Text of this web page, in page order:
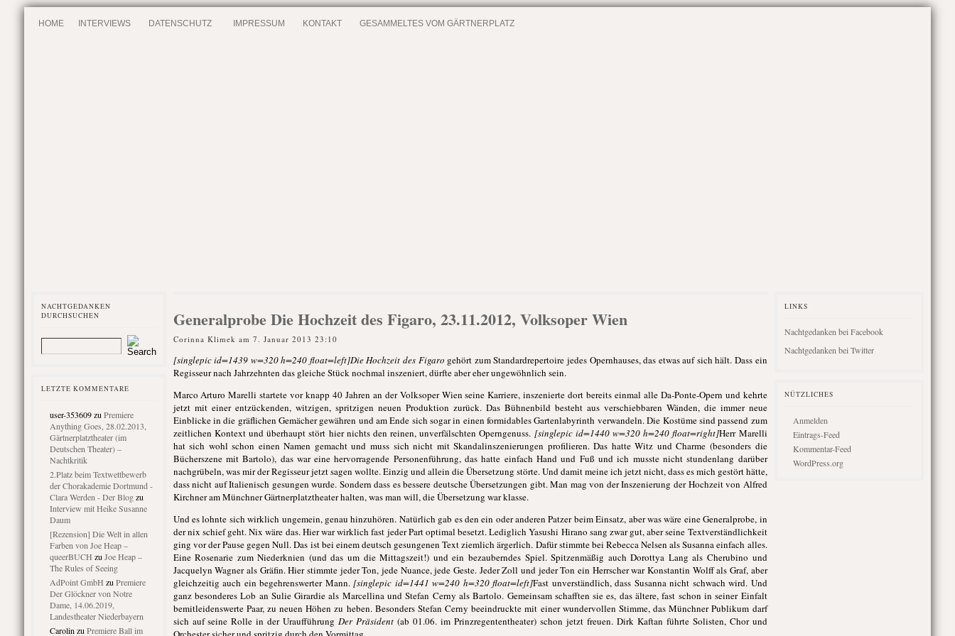
HOME INTERVIEWS DATENSCHUTZ IMPRESSUM KONTAKT GESAMMELTES VOM GÄRTNERPLATZ
NACHTGEDANKEN
DURCHSUCHEN
LETZTE KOMMENTARE
user-353609zu Premiere
Anything Goes, 28.02.2013,
Gärtnerplatztheater (im
Deutschen Theater) –
Nachtkritik
2.Platz beim Textwettbewerb
der Chorakademie Dortmund -
Clara Werden - Der Blogzu
Interview mit Heike Susanne
Daum
[Rezension] Die Welt in allen
Farben von Joe Heap –
queerBUCH zu Joe Heap –
The Rules of Seeing
AdPoint GmbH zu Premiere
Der Glöckner von Notre
Dame, 14.06.2019,
Landestheater Niederbayern
Carolin zu Premiere Ball im
Generalprobe Die Hochzeit des Figaro, 23.11.2012, Volksoper Wien
Corinna Klimek am 7. Januar 2013 23:10
[singlepic id=1439 w=320 h=240 float=left]Die Hochzeit des Figaro gehört zum Standardrepertoire jedes Opernhauses, das etwas auf sich hält. Dass ein
Regisseur nach Jahrzehnten das gleiche Stück nochmal inszeniert, dürfte aber eher ungewöhnlich sein.
Marco Arturo Marelli startete vor knapp 40 Jahren an der Volksoper Wien seine Karriere, inszenierte dort bereits einmal alle Da-Ponte-Opern und kehrte
jetzt mit einer entzückenden, witzigen, spritzigen neuen Produktion zurück. Das Bühnenbild besteht aus verschiebbaren Wänden, die immer neue
Einblicke in die gräflichen Gemächer gewähren und am Ende sich sogar in einen formidables Gartenlabyrinth verwandeln. Die Kostüme sind passend zum
zeitlichen Kontext und überhaupt stört hier nichts den reinen, unverfälschten Operngenuss. [singlepic id=1440 w=320 h=240 float=right]Herr Marelli
hat sich wohl schon einen Namen gemacht und muss sich nicht mit Skandalinszenierungen profilieren. Das hatte Witz und Charme (besonders die
Bücherszene mit Bartolo), das war eine hervorragende Personenführung, das hatte einfach Hand und Fuß und ich musste nicht stundenlang darüber
nachgrübeln, was mir der Regisseur jetzt sagen wollte. Einzig und allein die Übersetzung störte. Und damit meine ich jetzt nicht, dass es mich gestört hätte,
dass nicht auf Italienisch gesungen wurde. Sondern dass es bessere deutsche Übersetzungen gibt. Man mag von der Inszenierung der Hochzeit von Alfred
Kirchner am Münchner Gärtnerplatztheater halten, was man will, die Übersetzung war klasse.
Und es lohnte sich wirklich ungemein, genau hinzuhören. Natürlich gab es den ein oder anderen Patzer beim Einsatz, aber was wäre eine Generalprobe, in
der nix schief geht. Nix wäre das. Hier war wirklich fast jeder Part optimal besetzt. Lediglich Yasushi Hirano sang zwar gut, aber seine Textverständlichkeit
ging vor der Pause gegen Null. Das ist bei einem deutsch gesungenen Text ziemlich ärgerlich. Dafür stimmte bei Rebecca Nelsen als Susanna einfach alles.
Eine Rosenarie zum Niederknien (und das um die Mittagszeit!) und ein bezauberndes Spiel. Spitzenmäßig auch Dorottya Lang als Cherubino und
Jacquelyn Wagner als Gräfin. Hier stimmte jeder Ton, jede Nuance, jede Geste. Jeder Zoll und jeder Ton ein Herrscher war Konstantin Wolff als Graf, aber
gleichzeitig auch ein begehrenswerter Mann.[singlepic id=1441 w=240 h=320 float=left]Fast unverständlich, dass Susanna nicht schwach wird. Und
ganz besonderes Lob an Sulie Girardie als Marcellina und Stefan Cerny als Bartolo. Gemeinsam schafften sie es, das ältere, fast schon in seiner Einfalt
bemitleidenswerte Paar, zu neuen Höhen zu heben. Besonders Stefan Cerny beeindruckte mit einer wundervollen Stimme, das Münchner Publikum darf
sich auf seine Rolle in der UraufführungDer Präsident (ab 01.06. im Prinzregententheater) schon jetzt freuen. Dirk Kaftan führte Solisten, Chor und
LINKS
Nachtgedanken bei Facebook
Nachtgedanken bei Twitter
NÜTZLICHES
Anmelden
Eintrags-Feed
Kommentar-Feed
WordPress.org